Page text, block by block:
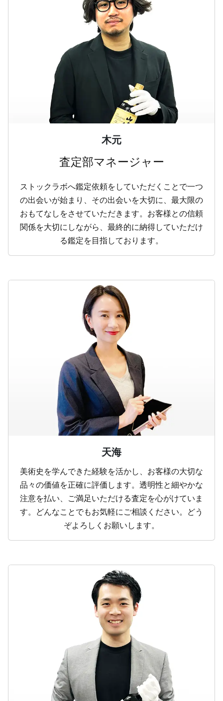
木元
査定部マネージャー
ストックラボへ鑑定依頼をしていただくことで一つ
の出会いが始まり、その出会いを大切に、最大限の
おもてなしをさせていただきます。お客様との信頼
関係を大切にしながら、最終的に納得していただけ
る鑑定を目指しております。
天海
美術史を学んできた経験を活かし、お客様の大切な
品々の価値を正確に評価します。透明性と細やかな
注意を払い、ご満足いただける査定を心がけていま
す。どんなことでもお気軽にご相談ください。どう
ぞよろしくお願いします。